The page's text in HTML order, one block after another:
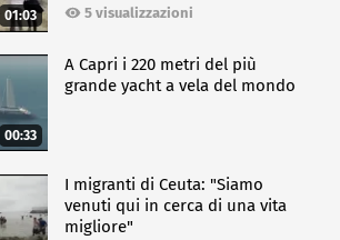
01:03 5 visualizzazioni
00:33
A Capri i 220 metri del più
grande yacht a vela del mondo
I migranti di Ceuta: "Siamo
venuti qui in cerca di una vita
migliore"